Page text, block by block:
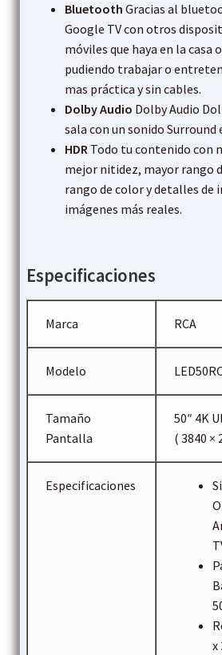
Bluetooth Gracias al
Google TV con otros
móviles que haya en la casa
pudiendo trabajar o
mas práctica y sin cables.
Dolby Audio Dolby Audio
sala con un sonido Surround
HDR Todo tu contenido con
mejor nitidez, mayor rango
rango de color y detalles de
imágenes más reales.
Especificaciones
Marca RCA
Modelo
Tamaño
Pantalla
50″ 4K
( 3840 ×
Especificaciones
x